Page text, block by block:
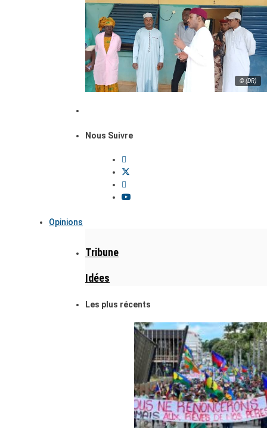
© (DR)
Nous Suivre
Opinions
Tribune
Idées
Les plus récents